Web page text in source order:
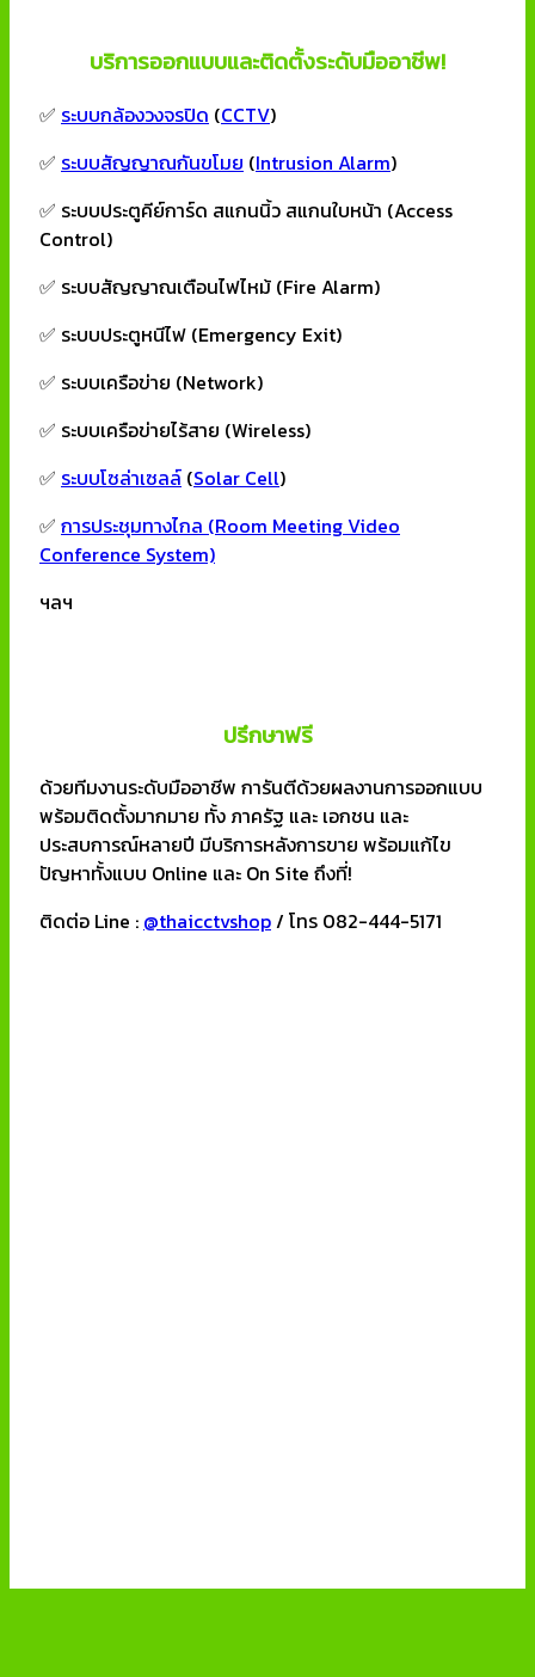
บริการออกแบบและติดตั้งระดับมืออาชีพ!
✅ ระบบกล้องวงจรปิด (CCTV)
✅ ระบบสัญญาณกันขโมย (Intrusion Alarm)
✅ ระบบประตูคีย์การ์ด สแกนนิ้ว สแกนใบหน้า (Access
Control)
✅ ระบบสัญญาณเตือนไฟไหม้ (Fire Alarm)
✅ ระบบประตูหนีไฟ (Emergency Exit)
✅ ระบบเครือข่าย (Network)
✅ ระบบเครือข่ายไร้สาย (Wireless)
✅ ระบบโซล่าเซลล์ (Solar Cell)
✅ การประชุมทางไกล (Room Meeting Video
Conference System)
ฯลฯ
ปรึกษาฟรี
ด้วยทีมงานระดับมืออาชีพ การันตีด้วยผลงานการออกแบบ
พร้อมติดตั้งมากมาย ทั้ง ภาครัฐ และ เอกชน และ
ประสบการณ์หลายปี มีบริการหลังการขาย พร้อมแก้ไข
ปัญหาทั้งแบบ Online และ On Site ถึงที่!
ติดต่อ Line : @thaicctvshop/ โทร 082-444-5171